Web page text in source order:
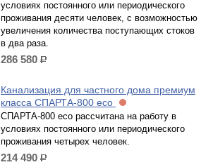
условиях постоянного или периодического
проживания десяти человек, с возможностью
увеличения количества поступающих стоков
в два раза.
286 580 р.
Канализация для частного дома премиум
класса СПАРТА-800 eco
СПАРТА-800 есо рассчитана на работу в
условиях постоянного или периодического
проживания четырех человек.
214 490 р.